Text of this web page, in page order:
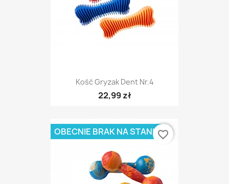
Kość Gryzak Dent Nr.4
22,99 zł
OBECNIE BRAK NA STANIEfavorite_border